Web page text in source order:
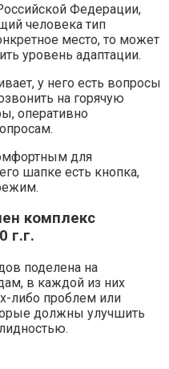
Федерации,
человека тип
место, то может
уровень адаптации.
у него есть вопросы
на горячую
оперативно
для
шапке есть кнопка,
комплекс
г.г.
поделена на
в каждой из них
либо проблем или
должны улучшить